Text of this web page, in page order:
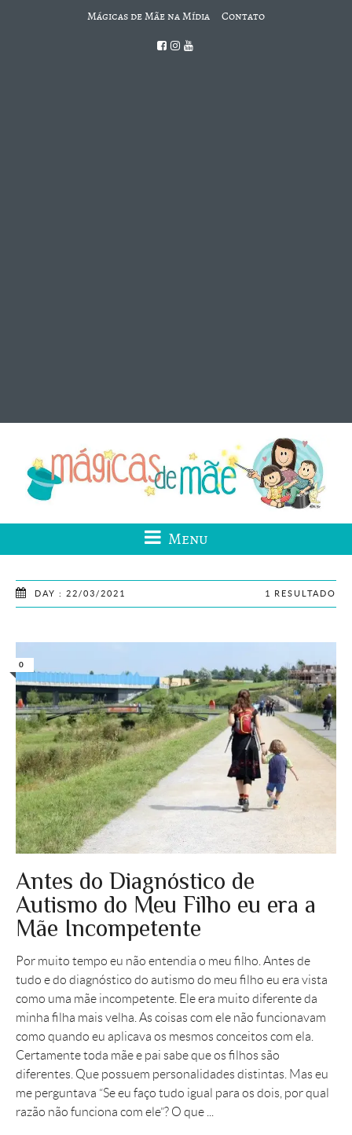
Mágicas de Mãe na Mídia Contato
Menu
DAY : 22/03/2021 1 RESULTADO
0
Antes do Diagnóstico de
Autismo do Meu Filho eu era a
Mãe Incompetente
Por muito tempo eu não entendia o meu filho. Antes de
tudo e do diagnóstico do autismo do meu filho eu era vista
como uma mãe incompetente. Ele era muito diferente da
minha filha mais velha. As coisas com ele não funcionavam
como quando eu aplicava os mesmos conceitos com ela.
Certamente toda mãe e pai sabe que os filhos são
diferentes. Que possuem personalidades distintas. Mas eu
me perguntava “Se eu faço tudo igual para os dois, por qual
razão não funciona com ele”? O que ...